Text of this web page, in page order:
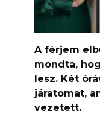
A férjem
mondta,
lesz. Két
járatomat,
vezetett.